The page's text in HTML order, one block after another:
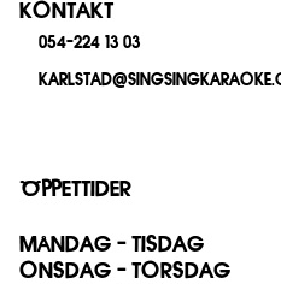
KONTAKT
054-224 13 03
ÖPPETTIDER
MÅNDAG - TISDAG
ONSDAG - TORSDAG